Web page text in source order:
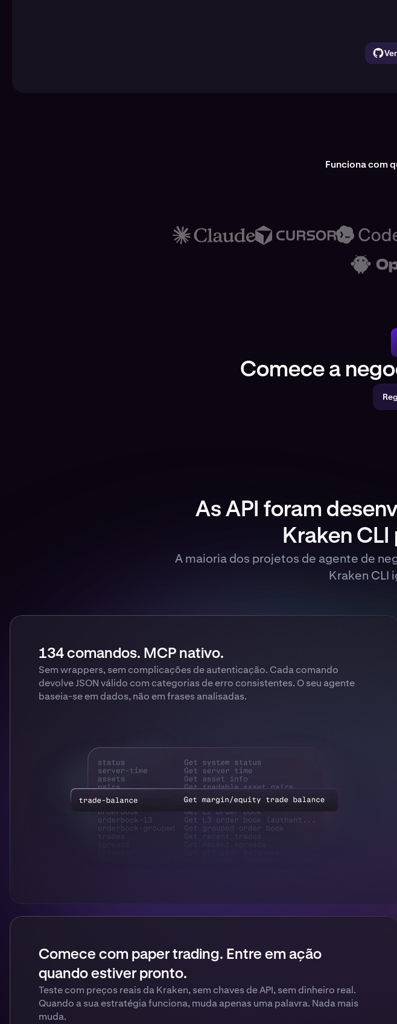
Funciona com
Comece a
As API foram
Kraken
A maioria dos projetos de agente de
Kraken CLI
134 comandos. MCP nativo.
Sem wrappers, sem complicações de autenticação. Cada comando
devolve JSON válido com categorias de erro consistentes. O seu agente
baseia-se em dados, não em frases analisadas.
Comece com paper trading. Entre em ação
quando estiver pronto.
Teste com preços reais da Kraken, sem chaves de API, sem dinheiro real.
Quando a sua estratégia funciona, muda apenas uma palavra. Nada mais
muda.